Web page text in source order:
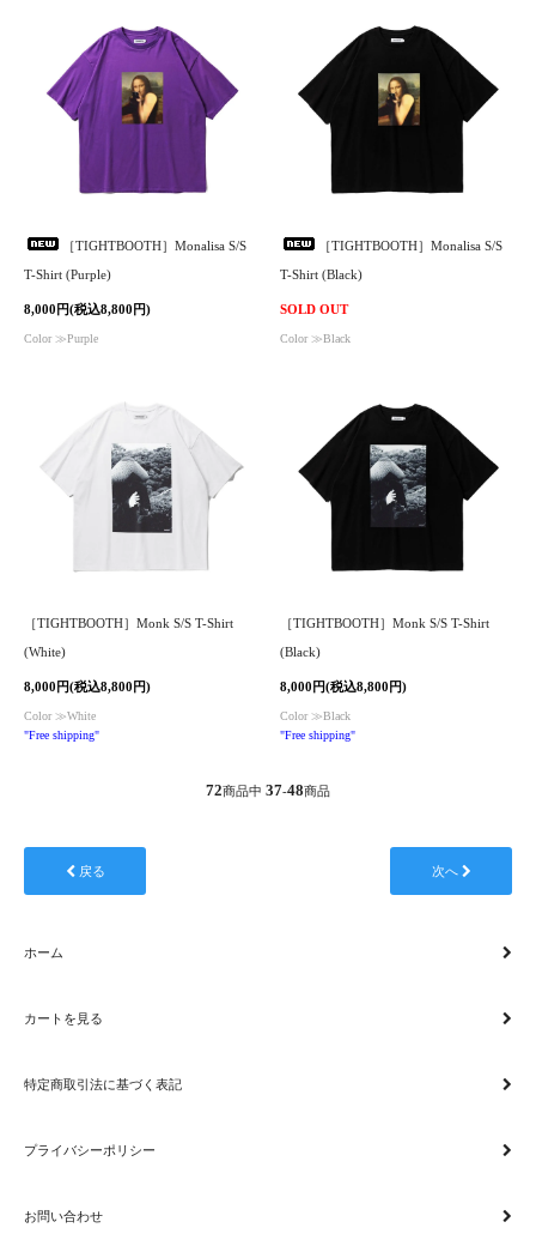
［TIGHTBOOTH］Monalisa S/S
T-Shirt (Purple)
8,000円(税込8,800円)
Color ≫Purple
［TIGHTBOOTH］Monalisa S/S
T-Shirt (Black)
SOLD OUT
Color ≫Black
［TIGHTBOOTH］Monk S/S T-Shirt
(White)
8,000円(税込8,800円)
Color ≫White
"Free shipping"
［TIGHTBOOTH］Monk S/S T-Shirt
(Black)
8,000円(税込8,800円)
Color ≫Black
"Free shipping"
72商品中 37-48商品
戻る 次へ
ホーム
カートを見る
特定商取引法に基づく表記
プライバシーポリシー
お問い合わせ